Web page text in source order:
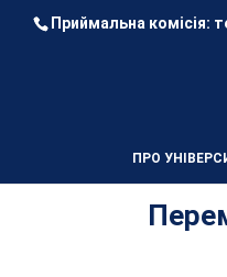
Приймальна комісія:
ПРО